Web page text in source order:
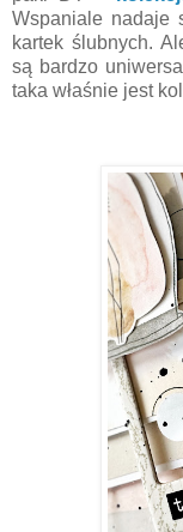
Wspaniale nadaje
kartek ślubnych.
są bardzo
taka właśnie jest